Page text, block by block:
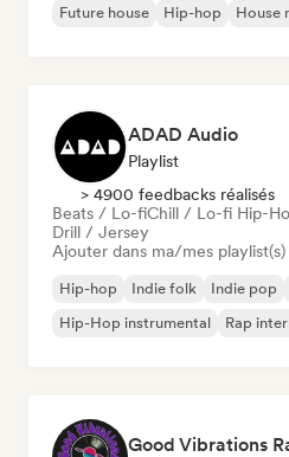
Future house Hip-hop House
ADAD Audio
Playlist
> 4900 feedbacks réalisés
Beats / Lo-fiChill / Lo-fi Hip-
Drill / Jersey
Ajouter dans ma/mes
Hip-hop Indie folk Indie pop
Hip-Hop instrumental
Rap
Good Vibrations